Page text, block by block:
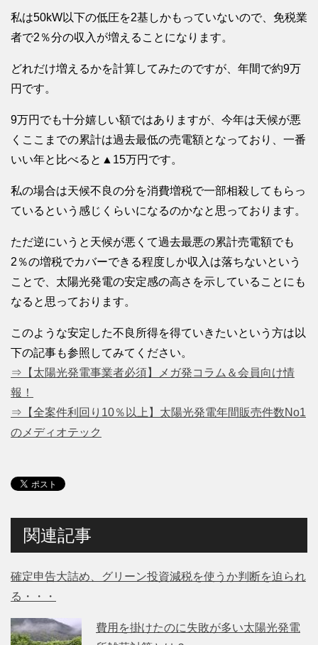
私は50kW以下の低圧を2基しかもっていないので、免税業
者で2％分の収入が増えることになります。
どれだけ増えるかを計算してみたのですが、年間で約9万
円です。
9万円でも十分嬉しい額ではありますが、今年は天候が悪
くここまでの累計は過去最低の売電額となっており、一番
いい年と比べると▲15万円です。
私の場合は天候不良の分を消費増税で一部相殺してもらっ
ているという感じくらいになるのかなと思っております。
ただ逆にいうと天候が悪くて過去最悪の累計売電額でも
2％の増税でカバーできる程度しか収入は落ちないという
ことで、太陽光発電の安定感の高さを示していることにも
なると思っております。
このような安定した不良所得を得ていきたいという方は以
下の記事も参照してみてください。
⇒【太陽光発電事業者必須】メガ発コラム＆会員向け情
報！
⇒【全案件利回り10％以上】太陽光発電年間販売件数No1
のメディオテック
関連記事
確定申告大詰め、グリーン投資減税を使うか判断を迫られ
る・・・
費用を掛けたのに失敗が多い太陽光発電